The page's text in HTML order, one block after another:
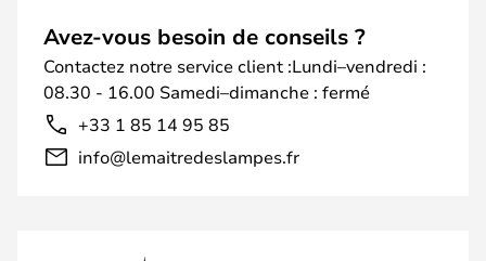
Avez-vous besoin de conseils ?
Contactez notre service client :Lundi–vendredi :
08.30 - 16.00 Samedi–dimanche : fermé
+33 1 85 14 95 85
info@lemaitredeslampes.fr